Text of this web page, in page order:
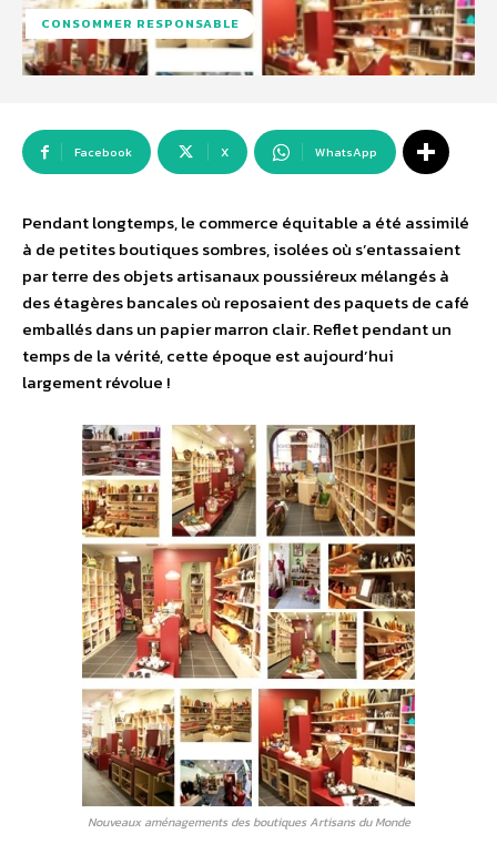
CONSOMMER RESPONSABLE
Facebook X WhatsApp
Pendant longtemps, le commerce équitable a été assimilé
à de petites boutiques sombres, isolées où s’entassaient
par terre des objets artisanaux poussiéreux mélangés à
des étagères bancales où reposaient des paquets de café
emballés dans un papier marron clair. Reflet pendant un
temps de la vérité, cette époque est aujourd’hui
largement révolue !
Nouveaux aménagements des boutiques Artisans du Monde